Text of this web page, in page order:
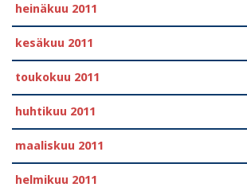
heinäkuu 2011
kesäkuu 2011
toukokuu 2011
huhtikuu 2011
maaliskuu 2011
helmikuu 2011